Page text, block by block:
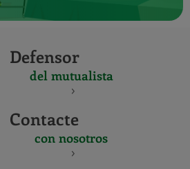
Defensor
del mutualista
Contacte
con nosotros